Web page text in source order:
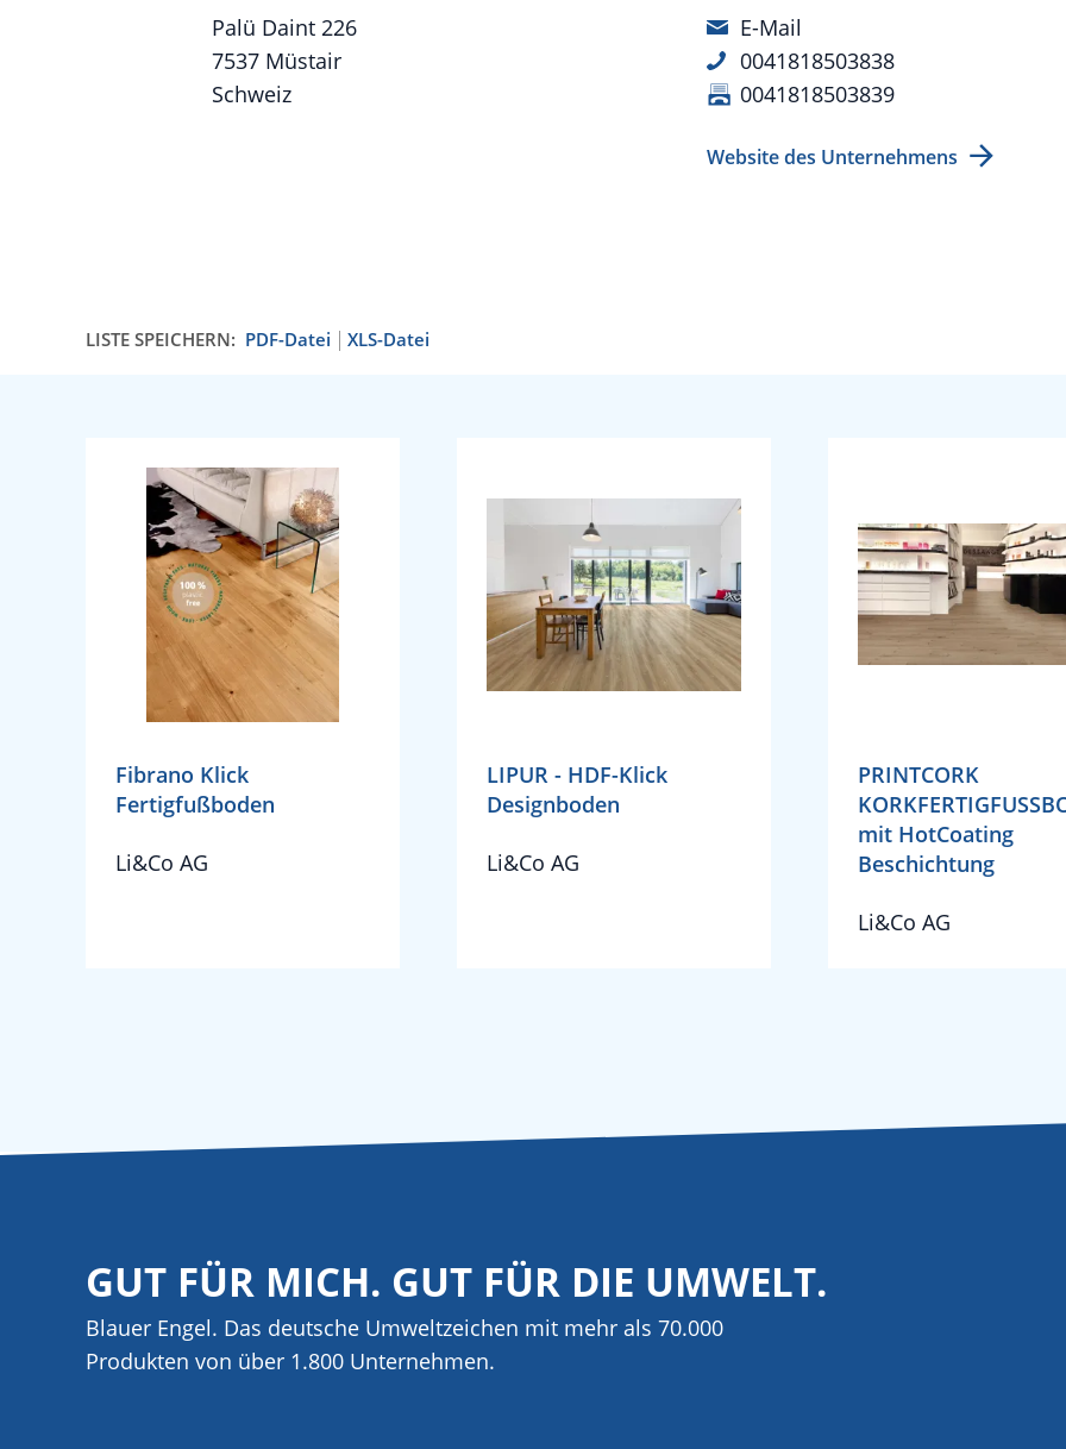
Palü Daint 226
7537 Müstair
Schweiz
E-Mail
0041818503838
0041818503839
Website des Unternehmens
LISTE SPEICHERN: PDF-Datei XLS-Datei
Fibrano Klick
Fertigfußboden
Li&Co AG
LIPUR - HDF-Klick
Designboden
Li&Co AG
PRINTCORK
mit HotCoating
Beschichtung
Li&Co AG
GUT FÜR MICH. GUT FÜR DIE UMWELT.
Blauer Engel. Das deutsche Umweltzeichen mit mehr als 70.000
Produkten von über 1.800 Unternehmen.